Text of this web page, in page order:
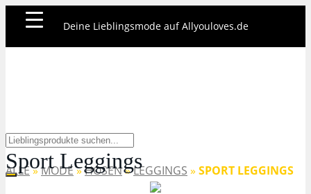
Skip
Deine Lieblingsmode auf Allyouloves.de
ALLE»MODE»HOSEN»LEGGINGS » SPORT LEGGINGS
Sport Leggings